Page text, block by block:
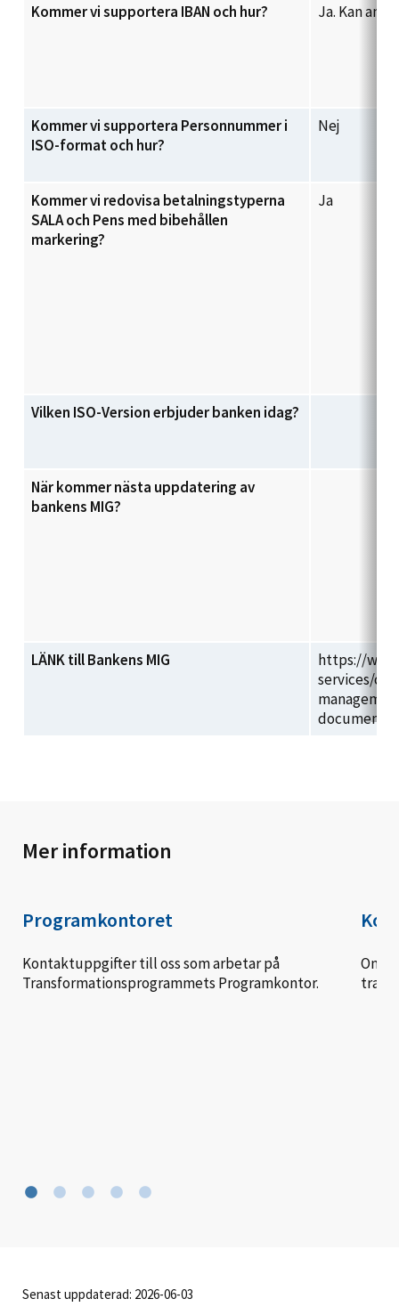
Kommer vi supportera IBAN och hur? Ja. Kan
Kommer vi supportera Personnummer i
ISO-format och hur?
Nej
Kommer vi redovisa betalningstyperna
SALA och Pens med bibehållen
markering?
Ja
Vilken ISO-Version erbjuder banken idag?
När kommer nästa uppdatering av
bankens MIG?
LÄNK till Bankens MIG
https://
services/
documents
Mer information
Programkontoret
Kontaktuppgifter till oss som arbetar på
Transformationsprogrammets Programkontor.
Om
Senast uppdaterad: 2026-06-03